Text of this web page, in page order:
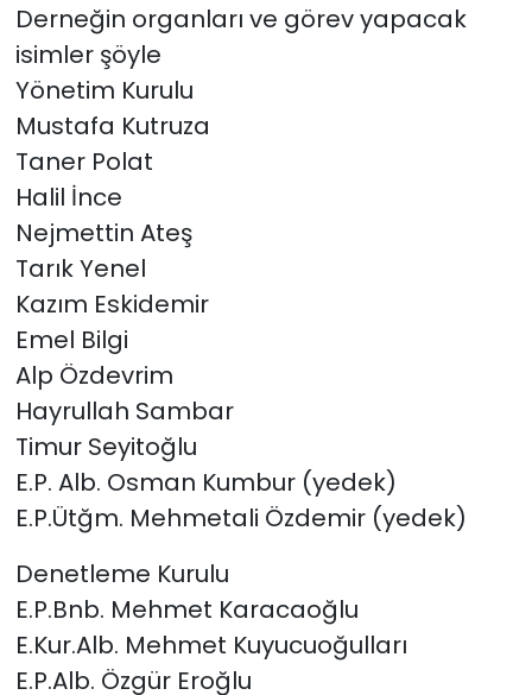
Derneğin organları ve görev yapacak
isimler şöyle
Yönetim Kurulu
Mustafa Kutruza
Taner Polat
Halil İnce
Nejmettin Ateş
Tarık Yenel
Kazım Eskidemir
Emel Bilgi
Alp Özdevrim
Hayrullah Sambar
Timur Seyitoğlu
E.P. Alb. Osman Kumbur (yedek)
E.P.Ütğm. Mehmetali Özdemir (yedek)
Denetleme Kurulu
E.P.Bnb. Mehmet Karacaoğlu
E.Kur.Alb. Mehmet Kuyucuoğulları
E.P.Alb. Özgür Eroğlu